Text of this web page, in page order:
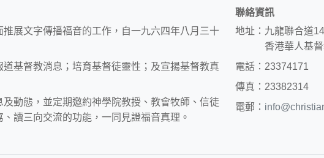
展文字傳播福音的工作，自一九六四年八月三十
道基督教消息；培育基督徒靈性；及宣揚基督教真
動態，並定期邀約神學院教授、教會牧師、信徒
讀三向交流的功能，一同見證福音真理。
聯絡資訊
地址：九龍聯合道
香港華人基督
電話：23374171
傳真：23382314
電郵：